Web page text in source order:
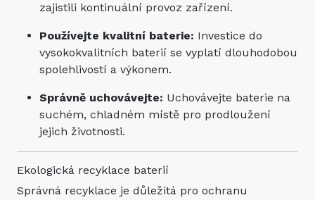
zajistili kontinuální provoz zařízení.
Používejte kvalitní baterie: Investice do
vysokokvalitních baterií se vyplatí dlouhodobou
spolehlivostí a výkonem.
Správně uchovávejte: Uchovávejte baterie na
suchém, chladném místě pro prodloužení
jejich životnosti.
Ekologická recyklace baterií
Správná recyklace je důležitá pro ochranu